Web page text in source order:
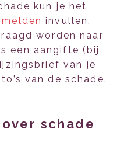
kun je het
invullen.
worden naar
een aangifte (bij
van je
van de schade.